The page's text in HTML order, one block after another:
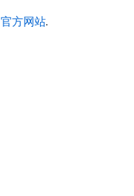
官方网站.